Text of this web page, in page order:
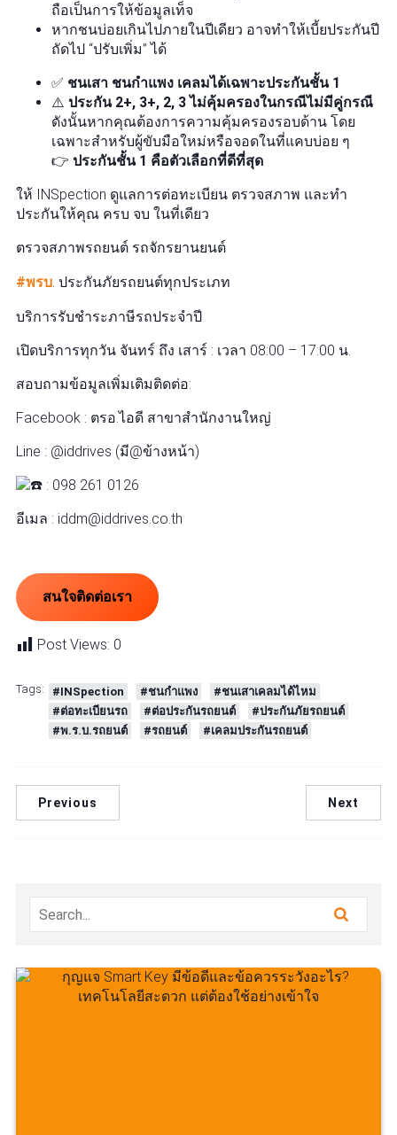
ถือเป็นการให้ข้อมูลเท็จ
หากชนบ่อยเกินไปภายในปีเดียว อาจทำให้เบี้ยประกันปี
ถัดไป “ปรับเพิ่ม” ได้
✅ ชนเสา ชนกำแพง เคลมได้เฉพาะประกันชั้น 1
⚠️ ประกัน 2+, 3+, 2, 3 ไม่คุ้มครองในกรณีไม่มีคู่กรณี
ดังนั้นหากคุณต้องการความคุ้มครองรอบด้าน โดย
เฉพาะสำหรับผู้ขับมือใหม่หรือจอดในที่แคบบ่อย ๆ
👉 ประกันชั้น 1 คือตัวเลือกที่ดีที่สุด
ให้ INSpection ดูแลการต่อทะเบียน ตรวจสภาพ และทำ
ประกันให้คุณ ครบ จบ ในที่เดียว
ตรวจสภาพรถยนต์ รถจักรยานยนต์
#พรบ. ประกันภัยรถยนต์ทุกประเภท
บริการรับชำระภาษีรถประจำปี
เปิดบริการทุกวัน จันทร์ ถึง เสาร์ : เวลา 08:00 – 17:00 น.
สอบถามข้อมูลเพิ่มเติมติดต่อ:
Facebook : ตรอ.ไอดี สาขาสำนักงานใหญ่
Line : @iddrives (มี@ข้างหน้า)
: 098 261 0126
อีเมล : iddm@iddrives.co.th
สนใจติดต่อเรา
Post Views: 0
Tags: #INSpection #ชนกำแพง
#ชนเสาเคลมได้ไหม
#ต่อทะเบียนรถ
#ต่อประกันรถยนต์
#ประกันภัยรถยนต์
#พ.ร.บ.รถยนต์
#รถยนต์ #เคลมประกันรถยนต์
Previous Next